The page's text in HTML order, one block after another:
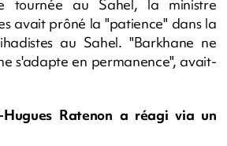
tournée au Sahel, la ministre
avait prôné la "patience" dans la
au Sahel. "Barkhane ne
s'adapte en permanence", avait-
Ratenon a réagi via un